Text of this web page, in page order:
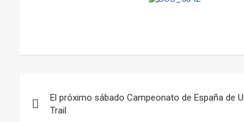
de
El próximo sábado Campeonato de España de
Trail